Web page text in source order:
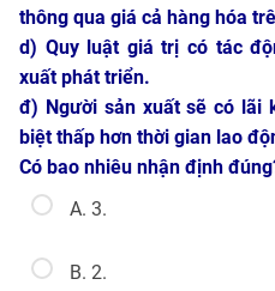
thông qua giá cả hàng hóa
d) Quy luật giá trị có tác
xuất phát triển.
đ) Người sản xuất sẽ có lãi
biệt thấp hơn thời gian lao
Có bao nhiêu nhận định
A. 3.
B. 2.